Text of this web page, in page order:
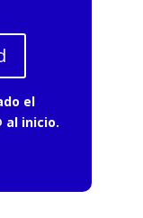
el
al inicio.